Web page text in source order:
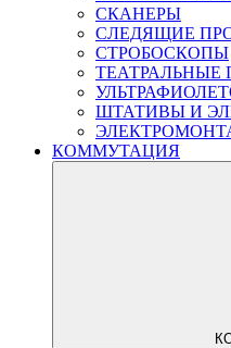
СКАНЕРЫ
СЛЕДЯЩИЕ
СТРОБОСКОПЫ
ТЕАТРАЛЬНЫЕ
ШТАТИВЫ И
КОММУТАЦИЯ